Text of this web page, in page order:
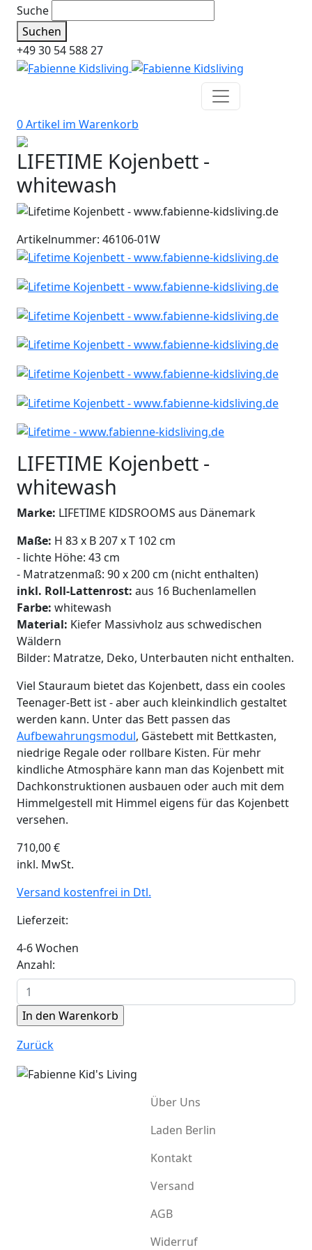
Suche
Suchen
+49 30 54 588 27
0 Artikel im Warenkorb
LIFETIME Kojenbett -
whitewash
Artikelnummer: 46106-01W
LIFETIME Kojenbett -
whitewash
Marke: LIFETIME KIDSROOMS aus Dänemark
Maße: H 83 x B 207 x T 102 cm
- lichte Höhe: 43 cm
- Matratzenmaß: 90 x 200 cm (nicht enthalten)
inkl. Roll-Lattenrost: aus 16 Buchenlamellen
Farbe: whitewash
Material: Kiefer Massivholz aus schwedischen
Wäldern
Bilder: Matratze, Deko, Unterbauten nicht enthalten.
Viel Stauraum bietet das Kojenbett, dass ein cooles
Teenager-Bett ist - aber auch kleinkindlich gestaltet
werden kann. Unter das Bett passen das
Aufbewahrungsmodul, Gästebett mit Bettkasten,
niedrige Regale oder rollbare Kisten. Für mehr
kindliche Atmosphäre kann man das Kojenbett mit
Dachkonstruktionen ausbauen oder auch mit dem
Himmelgestell mit Himmel eigens für das Kojenbett
versehen.
710,00€
inkl. MwSt.
Versand kostenfrei in Dtl.
Lieferzeit:
4-6 Wochen
Anzahl:
Zurück
Über Uns
Laden Berlin
Kontakt
Versand
AGB
Widerruf